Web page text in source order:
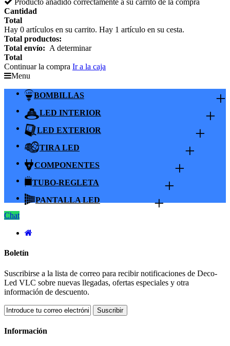
Producto añadido correctamente a su carrito de la compra
Cantidad
Total
Hay 0 artículos en su carrito. Hay 1 artículo en su cesta.
Total productos:
Total envío: A determinar
Total
Continuar la compra Ir a la caja
Menu
BOMBILLAS +
LED INTERIOR +
LED EXTERIOR +
TIRA LED +
COMPONENTES +
TUBO-REGLETA +
PANTALLA LED +
Chat
Boletín
Suscribirse a la lista de correo para recibir notificaciones de Deco-
Led VLC sobre nuevas llegadas, ofertas especiales y otra
información de descuento.
Suscribir
Información